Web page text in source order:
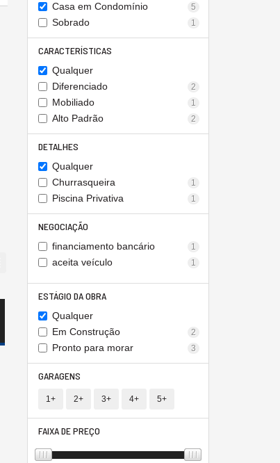
Casa em Condomínio 5
Sobrado 1
CARACTERÍSTICAS
Qualquer
Diferenciado
2
Mobiliado 1
Alto Padrão 2
DETALHES
Qualquer
Churrasqueira
1
Piscina Privativa 1
NEGOCIAÇÃO
financiamento bancário 1
aceita veículo 1
ESTÁGIO DA OBRA
Qualquer
Em Construção
2
Pronto para morar 3
GARAGENS
1+ 2+ 3+ 4+ 5+
FAIXA DE PREÇO